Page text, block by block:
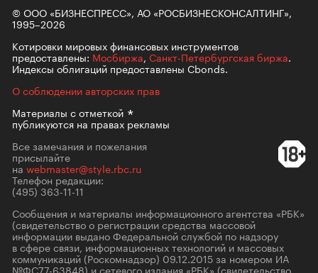
© ООО «БИЗНЕСПРЕСС», АО «РОСБИЗНЕСКОНСАЛТИНГ»,
1995–2026
Котировки мировых финансовых инструментов
предоставлены: Мосбиржа, Санкт-Петербургская биржа.
Индексы облигаций предоставлены Cbonds.
О соблюдении авторских прав
Материалы сотметкой
публикуются на правах рекламы
Все замечания и пожелания
присылайте
на webmaster@style.rbc.ru
Телефон редакции:
(495) 363-11-11
Сообщения и материалы информационного агентства «РБК»
(свидетельство о регистрации средства массовой
информации выдано Федеральной службой по надзору
в сфере связи, информационных технологий и массовых
коммуникаций (Роскомнадзор) 09.12.2015 за номером ИА
№ФС77-63848) и сетевого издания «РБК» (свидетельство